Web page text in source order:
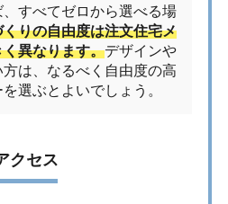
すべてゼロから選べる場
くりの自由度は注文住宅メ
異なります。デザインや
は、なるべく自由度の高
選ぶとよいでしょう。
クセス